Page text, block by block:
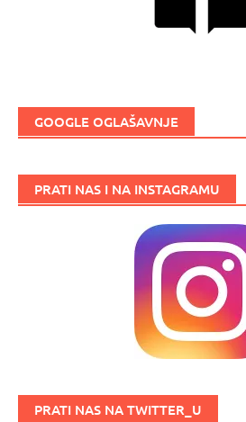
GOOGLE OGLAŠAVNJE
PRATI NAS I NA INSTAGRAMU
PRATI NAS NA TWITTER_U